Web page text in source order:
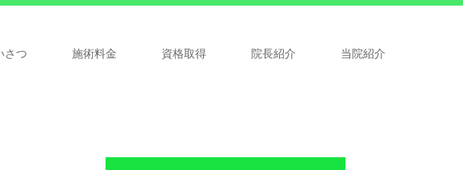
さつ 施術料金 資格取得 院長紹介 当院紹介